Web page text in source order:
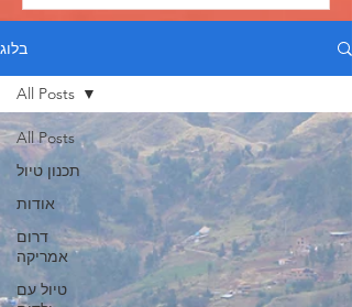
בלוג
All Posts
תכנון טיול
אודות
דרום
אמריקה
טיול עם
All Posts